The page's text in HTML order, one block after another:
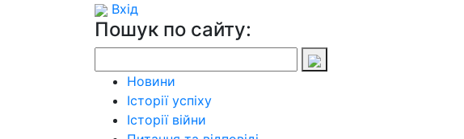
Вхід
Пошук по сайту:
Новини
Історії успіху
Історії війни